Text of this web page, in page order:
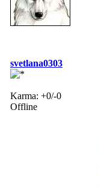
svetlana0303
Karma: +0/-0
Offline